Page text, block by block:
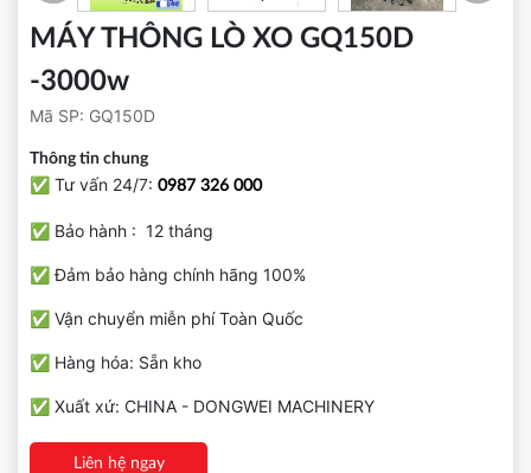
MÁY THÔNG LÒ XO GQ150D
-3000w
Mã SP: GQ150D
Thông tin chung
✅ Tư vấn 24/7: 0987 326 000
✅ Bảo hành : 12 tháng
✅ Đảm bảo hàng chính hãng 100%
✅ Vận chuyển miễn phí Toàn Quốc
✅ Hàng hóa: Sẵn kho
✅ Xuất xứ: CHINA - DONGWEI MACHINERY
Liên hệ ngay